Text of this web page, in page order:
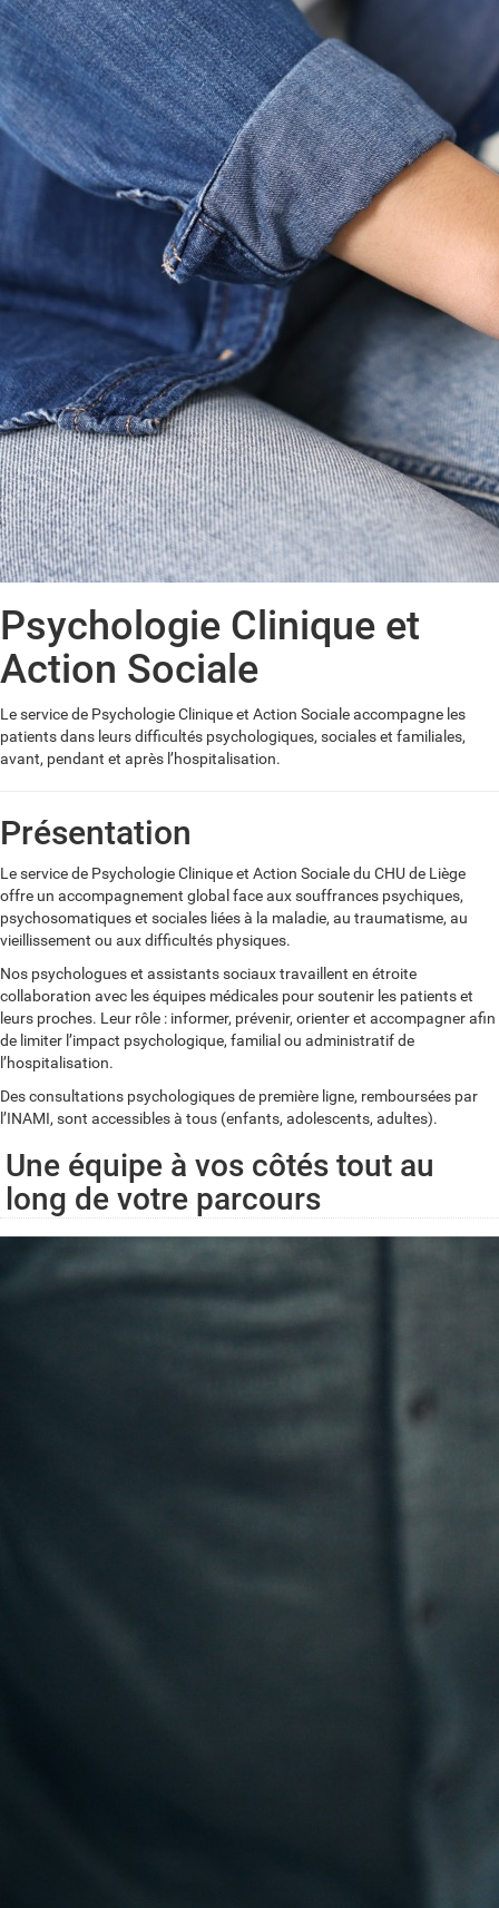
Psychologie Clinique et
Action Sociale
Le service de Psychologie Clinique et Action Sociale accompagne les
patients dans leurs difficultés psychologiques, sociales et familiales,
avant, pendant et après l’hospitalisation.
Présentation
Le service de Psychologie Clinique et Action Sociale du CHU de Liège
offre un accompagnement global face aux souffrances psychiques,
psychosomatiques et sociales liées à la maladie, au traumatisme, au
vieillissement ou aux difficultés physiques.
Nos psychologues et assistants sociaux travaillent en étroite
collaboration avec les équipes médicales pour soutenir les patients et
leurs proches. Leur rôle : informer, prévenir, orienter et accompagner afin
de limiter l’impact psychologique, familial ou administratif de
l’hospitalisation.
Des consultations psychologiques de première ligne, remboursées par
l’INAMI, sont accessibles à tous (enfants, adolescents, adultes).
Une équipe à vos côtés tout au
long de votre parcours